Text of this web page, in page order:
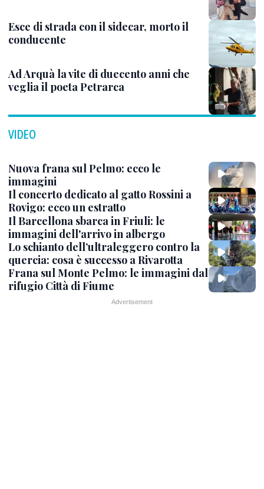
Esce di strada con il sidecar, morto il
conducente
Ad Arquà la vite di duecento anni che
veglia il poeta Petrarca
VIDEO
Nuova frana sul Pelmo: ecco le
immagini
Il concerto dedicato al gatto Rossini a
Rovigo: ecco un estratto
Il Barcellona sbarca in Friuli: le
immagini dell'arrivo in albergo
Lo schianto dell’ultraleggero contro la
quercia: cosa è successo a Rivarotta
Frana sul Monte Pelmo: le immagini dal
rifugio Città di Fiume